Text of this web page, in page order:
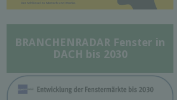
BRANCHENRADAR Fenster in
DACH bis 2030